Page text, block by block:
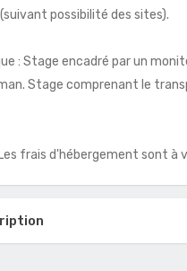
possibilité des sites).
: Stage encadré par un
Stage comprenant le
Les frais d'hébergement sont à